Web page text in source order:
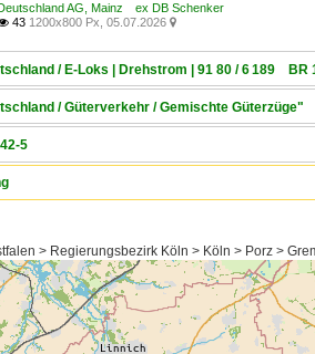
AG, Mainz ex DB Schenker
43 1200x800 Px, 05.07.2026 
/ E-Loks | Drehstrom | 91 80 / 6 189 BR
/ Güterverkehr / Gemischte Güterzüge"
5
> Regierungsbezirk Köln > Köln > Porz >